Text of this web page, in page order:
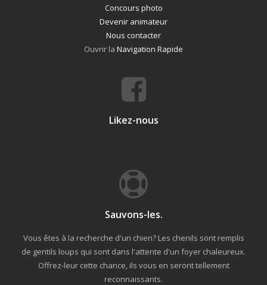
Concours photo
Devenir animateur
Nous contacter
Ouvrir la Navigation Rapide
Likez-nous
Sauvons-les.
Vous êtes à la recherche d'un chien? Les chenils sont remplis
de gentils loups qui sont dans l'attente d'un foyer chaleureux.
Offrez-leur cette chance, ils vous en seront tellement
reconnaissants.